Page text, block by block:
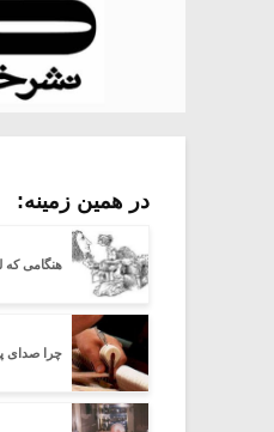
در همین زمینه:
هنگامی که
چرا صدای